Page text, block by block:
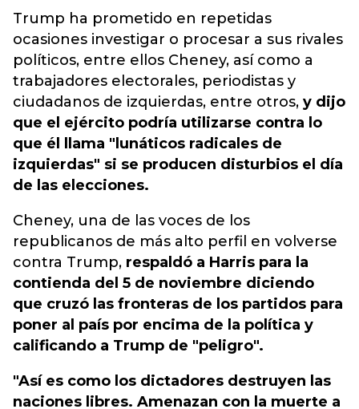
Trump ha prometido en repetidas
ocasiones investigar o procesar a sus rivales
políticos, entre ellos Cheney, así como a
trabajadores electorales, periodistas y
ciudadanos de izquierdas, entre otros, y dijo
que el ejército podría utilizarse contra lo
que él llama "lunáticos radicales de
izquierdas" si se producen disturbios el día
de las elecciones.
Cheney, una de las voces de los
republicanos de más alto perfil en volverse
contra Trump, respaldó a Harris para la
contienda del 5 de noviembre diciendo
que cruzó las fronteras de los partidos para
poner al país por encima de la política y
calificando a Trump de "peligro".
"Así es como los dictadores destruyen las
naciones libres. Amenazan con la muerte a